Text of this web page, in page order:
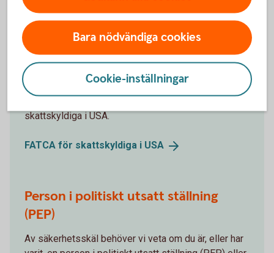
Politiskt utsatt ställning (PEP)
FATCA för skattskyldiga i USA
Är du skattskyldig i USA? Från 1 juli 2014 frågar
Tidaholms Sparbank, och alla andra banker och
skattskyldiga i USA.
FATCA för skattskyldiga i USA
Person i politiskt utsatt ställning
(PEP)
Av säkerhetsskäl behöver vi veta om du är, eller har
Bara nödvändiga cookies
Cookie-inställningar